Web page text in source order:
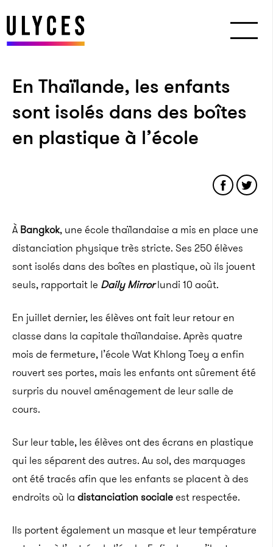
En Thaïlande, les enfants
sont isolés dans des boîtes
en plastique à l’école
À Bangkok, une école thaïlandaise a mis en place une
distanciation physique très stricte. Ses 250 élèves
sont isolés dans des boîtes en plastique, où ils jouent
seuls, rapportait le Daily Mirrorlundi 10 août.
En juillet dernier, les élèves ont fait leur retour en
classe dans la capitale thaïlandaise. Après quatre
mois de fermeture, l’école Wat Khlong Toey a enfin
rouvert ses portes, mais les enfants ont sûrement été
surpris du nouvel aménagement de leur salle de
cours.
Sur leur table, les élèves ont des écrans en plastique
qui les séparent des autres. Au sol, des marquages
ont été tracés afin que les enfants se placent à des
endroits où la distanciation socialeest respectée.
Ils portent également un masque et leur température